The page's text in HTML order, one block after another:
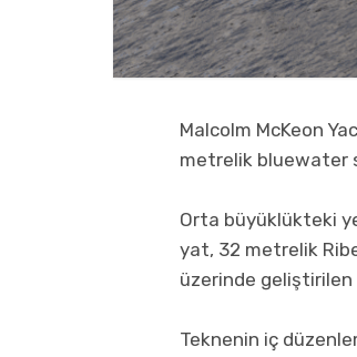
Malcolm McKeon
metrelik bluewater
Orta büyüklükteki
yat, 32 metrelik
üzerinde geliştirilen
Teknenin iç